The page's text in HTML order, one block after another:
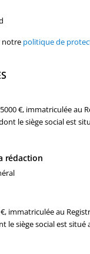
notre politique de
€, immatriculée au
le siège social est
rédaction
€, immatriculée au
le siège social est